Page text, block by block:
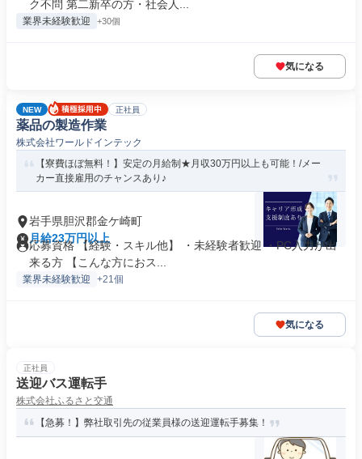
ク不問 第二新卒の方・社会人...
業界未経験歓迎 +30個
気になる
NEW 正社員
薬品の製造作業
株式会社ワールドインテック
【寮費ほぼ無料！】安定の月給制★月収30万円以上も可能！/メー
カー直接雇用のチャンスあり♪
岩手県胆沢郡金ケ崎町
月給23万円以上
応募資格 【経験・スキル他】 ・未経験者歓迎 ・PC入力が出
来る方 【こんな方におス...
業界未経験歓迎 +21個
気になる
正社員
送迎バス運転手
株式会社ふるさと交通
【急募！】弊社取引先の従業員様の送迎運転手募集！